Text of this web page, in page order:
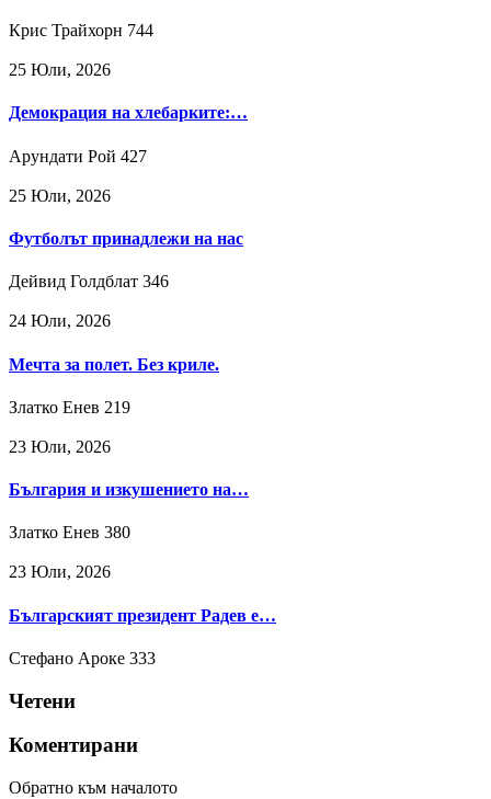
Крис Трайхорн 744
25 Юли, 2026
Демокрация на хлебарките:…
Арундати Рой 427
25 Юли, 2026
Футболът принадлежи на нас
Дейвид Голдблат 346
24 Юли, 2026
Мечта за полет. Без криле.
Златко Енев 219
23 Юли, 2026
България и изкушението на…
Златко Енев 380
23 Юли, 2026
Българският президент Радев е…
Стефано Ароке 333
Четени
Коментирани
Обратно към началото